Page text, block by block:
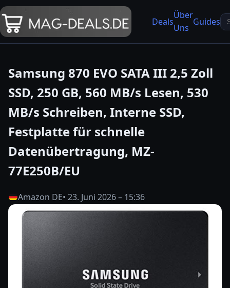
Deals
Über
Uns
Guides
Samsung 870 EVO SATA III 2,5 Zoll
SSD, 250 GB, 560 MB/s Lesen, 530
MB/s Schreiben, Interne SSD,
Festplatte für schnelle
Datenübertragung, MZ-
77E250B/EU
Amazon DE• 23. Juni 2026 – 15:36